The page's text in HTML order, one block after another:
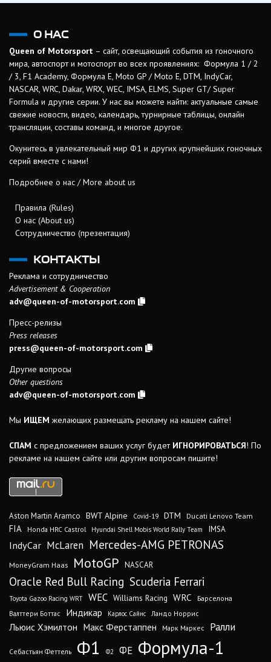
О НАС
Queen of Motorsport – сайт, освещающий события из гоночного
мира, автоспорт и мотоспорт во всех проявлениях: Формула 1 / 2
/ 3, F1 Academy, Формула Е, Moto GP / Moto E, DTM, IndyCar,
NASCAR, WRC, Dakar, WRX, WEC, IMSA, ELMS, Super GT/ Super
Formula и другие серии. У нас вы можете найти: актуальные самые
свежие новости, видео, календарь, турнирные таблицы, онлайн
трансляции, составы команд, и многое другое.
Окунитесь в увлекательный мир Ф1 и других крупнейших гоночных
серий вместе с нами!
Подробнее о нас / More about us
Правила (Rules)
О нас (About us)
Сотрудничество (презентация)
КОНТАКТЫ
Реклама и сотрудничество
Advertisement & Cooperation
adv@queen-of-motorsport.com
Пресс-релизы
Press releases
press@queen-of-motorsport.com
Другие вопросы
Other questions
adv@queen-of-motorsport.com
Мы ИЩЕМ желающих размещать рекламу на нашем сайте!
СПАМ с предложением ваших услуг будет ИГНОРИРОВАТЬСЯ! По
рекламе на нашем сайте или другим вопросам пишите!
Aston Martin Aramco BWT Alpine Covid-19 DTM Ducati Lenovo Team
FIA Honda HRC Castrol Hyundai Shell Mobis World Rally Team IMSA
IndyCar McLaren Mercedes-AMG PETRONAS
MoneyGram Haas MotoGP NASCAR
Oracle Red Bull Racing Scuderia Ferrari
Toyota Gazoo Racing WRT WEC Williams Racing WRC
Барселона
Валттери Боттас
Индикар Карлос Сайнс Ландо Норрис
Льюис Хэмилтон Макс Ферстаппен Марк Маркес Ралли
Себастьян Феттель Ф1 Ф2 ФЕ Формула-1